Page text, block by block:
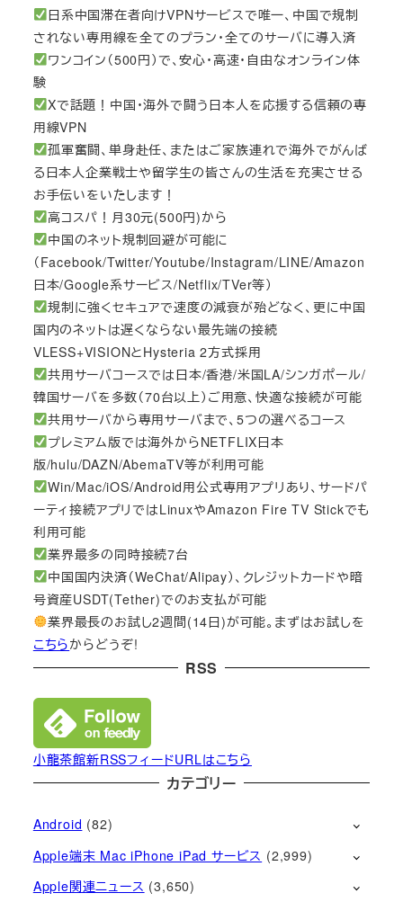
日系中国滞在者向けVPNサービスで唯一、中国で規制
されない専用線を全てのプラン・全てのサーバに導入済
ワンコイン（500円）で、安心・高速・自由なオンライン体
験
Xで話題！中国・海外で闘う日本人を応援する信頼の専
用線VPN
孤軍奮闘、単身赴任、またはご家族連れで海外でがんば
る日本人企業戦士や留学生の皆さんの生活を充実させる
お手伝いをいたします！
高コスパ！月30元(500円)から
中国のネット規制回避が可能に
（Facebook/Twitter/Youtube/Instagram/LINE/Amazon
日本/Google系サービス/Netflix/TVer等）
規制に強くセキュアで速度の減衰が殆どなく、更に中国
国内のネットは遅くならない最先端の接続
VLESS+VISIONとHysteria 2方式採用
共用サーバコースでは日本/香港/米国LA/シンガポール/
韓国サーバを多数（70台以上）ご用意、快適な接続が可能
共用サーバから専用サーバまで、5つの選べるコース
プレミアム版では海外からNETFLIX日本
版/hulu/DAZN/AbemaTV等が利用可能
Win/Mac/iOS/Android用公式専用アプリあり、サードパ
ーティ接続アプリではLinuxやAmazon Fire TV Stickでも
利用可能
業界最多の同時接続7台
中国国内決済（WeChat/Alipay）、クレジットカードや暗
号資産USDT(Tether)でのお支払が可能
業界最長のお試し2週間(14日)が可能。まずはお試しを
こちらからどうぞ!
RSS
小龍茶館新RSSフィードURLはこちら
カテゴリー
Android (82)
Apple端末 Mac iPhone iPad サービス (2,999)
Apple関連ニュース (3,650)